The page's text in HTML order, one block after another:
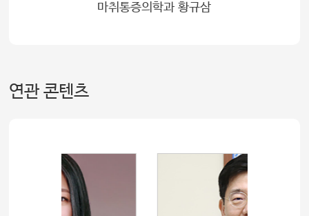
마취통증의학과 황규삼
연관 콘텐츠